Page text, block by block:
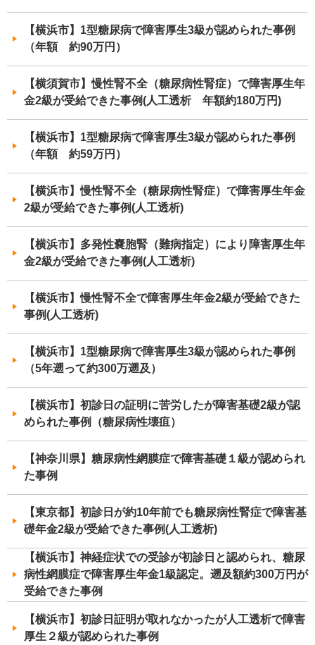
【横浜市】1型糖尿病で障害厚生3級が認められた事例
（年額 約90万円）
【横須賀市】慢性腎不全（糖尿病性腎症）で障害厚生年
金2級が受給できた事例(人工透析 年額約180万円)
【横浜市】1型糖尿病で障害厚生3級が認められた事例
（年額 約59万円）
【横浜市】慢性腎不全（糖尿病性腎症）で障害厚生年金
2級が受給できた事例(人工透析)
【横浜市】多発性嚢胞腎（難病指定）により障害厚生年
金2級が受給できた事例(人工透析)
【横浜市】慢性腎不全で障害厚生年金2級が受給できた
事例(人工透析)
【横浜市】1型糖尿病で障害厚生3級が認められた事例
（5年遡って約300万遡及）
【横浜市】初診日の証明に苦労したが障害基礎2級が認
められた事例（糖尿病性壊疽）
【神奈川県】糖尿病性網膜症で障害基礎１級が認められ
た事例
【東京都】初診日が約10年前でも糖尿病性腎症で障害基
礎年金2級が受給できた事例(人工透析)
【横浜市】神経症状での受診が初診日と認められ、糖尿
病性網膜症で障害厚生年金1級認定。遡及額約300万円が
受給できた事例
【横浜市】初診日証明が取れなかったが人工透析で障害
厚生２級が認められた事例